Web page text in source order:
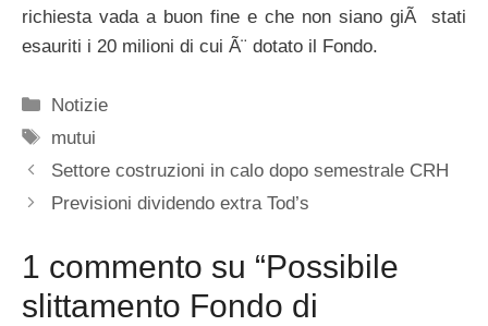
richiesta vada a buon fine e che non siano giÃ stati
esauriti i 20 milioni di cui Ã¨ dotato il Fondo.
Categorie
Notizie
Tag
mutui
Settore costruzioni in calo dopo semestrale CRH
Previsioni dividendo extra Tod’s
1 commento su “Possibile
slittamento Fondo di